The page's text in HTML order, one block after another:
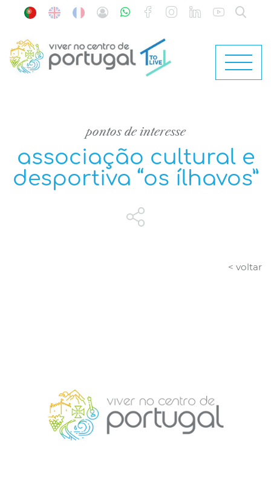
pontos de interesse
associação cultural e
desportiva “os ílhavos”
< voltar